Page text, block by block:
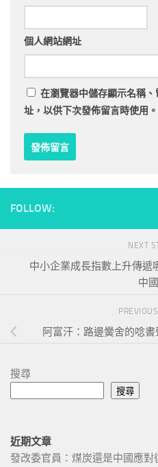
個人網站網址
在瀏覽器中儲存顯示名稱
址，以供下次發佈留言時使用。
FOLLOW:
NEXT
中小企業成長指數上升傳遞
中
阿富汗：路邊黌舍的唸
搜尋
搜尋
近期文章
發改委官員：煤炭還是中國應